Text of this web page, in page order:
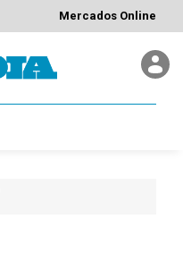
Mercados Online